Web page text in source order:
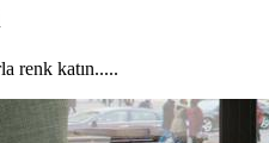
renk katın.....